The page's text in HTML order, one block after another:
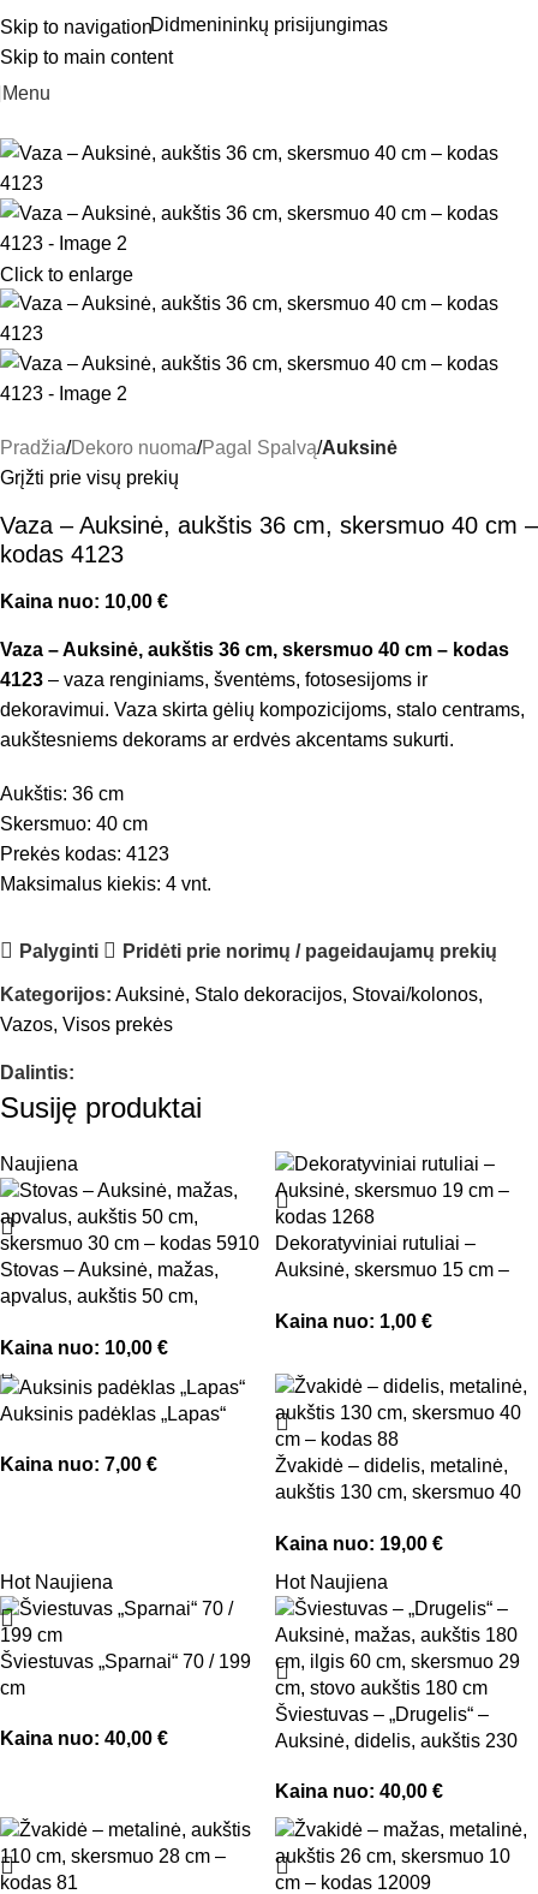
Skip to navigation
Skip to main content
Didmenininkų prisijungimas
Menu
Click to enlarge
Pradžia Dekoro nuoma Pagal Spalvą Auksinė
Grįžti prie visų prekių
Vaza – Auksinė, aukštis 36 cm, skersmuo 40 cm –
kodas 4123
Kaina nuo: 10,00 €
Vaza – Auksinė, aukštis 36 cm, skersmuo 40 cm – kodas
4123 – vaza renginiams, šventėms, fotosesijoms ir
dekoravimui. Vaza skirta gėlių kompozicijoms, stalo centrams,
aukštesniems dekorams ar erdvės akcentams sukurti.
Aukštis: 36 cm
Skersmuo: 40 cm
Prekės kodas: 4123
Maksimalus kiekis: 4 vnt.
Palyginti Pridėti prie norimų / pageidaujamų prekių
Kategorijos: Auksinė, Stalo dekoracijos, Stovai/kolonos,
Vazos, Visos prekės
Dalintis:
Susiję produktai
Naujiena
Stovas – Auksinė, mažas,
apvalus, aukštis 50 cm,
Kaina nuo: 10,00 €
Dekoratyviniai rutuliai –
Auksinė, skersmuo 15 cm –
Kaina nuo: 1,00 €
Auksinis padėklas „Lapas“
Kaina nuo: 7,00 €
Žvakidė – didelis, metalinė,
aukštis 130 cm, skersmuo 40
Kaina nuo: 19,00 €
Hot Naujiena
Šviestuvas „Sparnai“ 70 / 199
cm
Kaina nuo: 40,00 €
Hot Naujiena
Šviestuvas – „Drugelis“ –
Auksinė, didelis, aukštis 230
cm, stovo aukštis 230 cm
Kaina nuo: 40,00 €